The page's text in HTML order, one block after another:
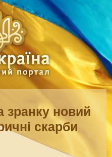
зранку новий
скарби